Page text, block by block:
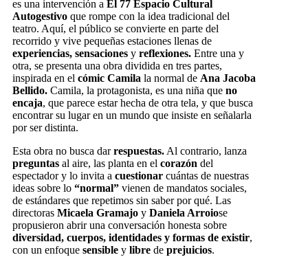
es una intervención a El 77 Espacio Cultural
Autogestivo que rompe con la idea tradicional del
teatro. Aquí, el público se convierte en parte del
recorrido y vive pequeñas estaciones llenas de
experiencias, sensaciones y reflexiones. Entre una y
otra, se presenta una obra dividida en tres partes,
inspirada en el cómic Camila la normal de Ana Jacoba
Bellido. Camila, la protagonista, es una niña que no
encaja, que parece estar hecha de otra tela, y que busca
encontrar su lugar en un mundo que insiste en señalarla
por ser distinta.
Esta obra no busca darrespuestas. Al contrario, lanza
preguntas al aire, las planta en el corazón del
espectador y lo invita a cuestionar cuántas de nuestras
ideas sobre lo “normal” vienen de mandatos sociales,
de estándares que repetimos sin saber por qué. Las
directoras Micaela Gramajo y Daniela Arroiose
propusieron abrir una conversación honesta sobre
diversidad, cuerpos, identidades y formas de existir,
con un enfoque sensible y libre de prejuicios.